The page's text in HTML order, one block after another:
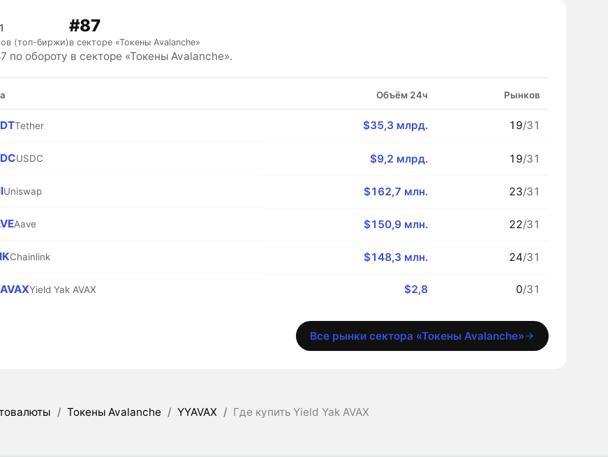
(топ-биржи)
#87
в секторе «Токены Avalanche»
по обороту в секторе «Токены Avalanche».
Объём 24ч Рынков
Tether $35,3 млрд. 19/31
USDC $9,2 млрд. 19/31
Uniswap $162,7 млн. 23/31
Aave $150,9 млн. 22/31
Chainlink $148,3 млн. 24/31
Yield Yak AVAX $2,8 0/31
Все рынки сектора «Токены Avalanche»
/ Токены Avalanche / YYAVAX / Где купить Yield Yak AVAX